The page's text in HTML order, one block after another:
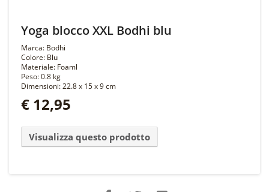
Yoga blocco XXL Bodhi blu
Marca: Bodhi
Colore: Blu
Materiale: Foaml
Peso: 0.8 kg
Dimensioni: 22.8 x 15 x 9 cm
€ 12,95
Visualizza questo prodotto